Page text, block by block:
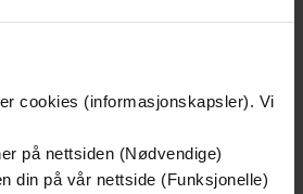
cookies (informasjonskapsler). Vi
på nettsiden (Nødvendige)
din på vår nettside (Funksjonelle)